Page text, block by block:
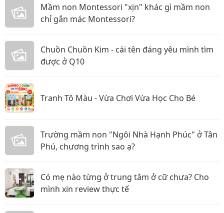
Mầm non Montessori "xịn" khác gì mầm non
chỉ gắn mác Montessori?
Chuồn Chuồn Kim - cái tên đáng yêu mình tìm
được ở Q10
Tranh Tô Màu - Vừa Chơi Vừa Học Cho Bé
Trường mầm non "Ngôi Nhà Hạnh Phúc" ở Tân
Phú, chương trình sao ạ?
Có mẹ nào từng ở trung tâm ở cữ chưa? Cho
mình xin review thực tế